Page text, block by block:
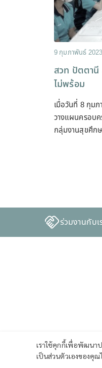
9 กุมภาพันธ์ 2023
สวท ปัตตานี
ไม่พร้อม
เมื่อวันที่ 8 กุม
วางแผนครอบ
กลุ่มงานสุขศึก
ร่วมงานกับเ
เราใช้คุกกี้เพื่อพัฒนา
เป็นส่วนตัวเองของคุณ